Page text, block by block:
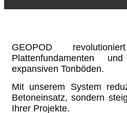
GEOPOD
Plattenfundamenten
expansiven Tonböden.
Mit unserem System
Betoneinsatz, sondern
Ihrer Projekte.